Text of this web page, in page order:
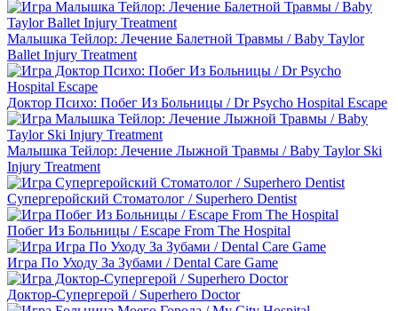
Малышка Тейлор: Лечение Балетной Травмы / Baby Taylor
Ballet Injury Treatment
Доктор Психо: Побег Из Больницы / Dr Psycho Hospital Escape
Малышка Тейлор: Лечение Лыжной Травмы / Baby Taylor Ski
Injury Treatment
Супергеройский Стоматолог / Superhero Dentist
Побег Из Больницы / Escape From The Hospital
Игра По Уходу За Зубами / Dental Care Game
Доктор-Супергерой / Superhero Doctor